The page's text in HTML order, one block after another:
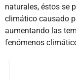
naturales, éstos se
climático causado
aumentando las
fenómenos